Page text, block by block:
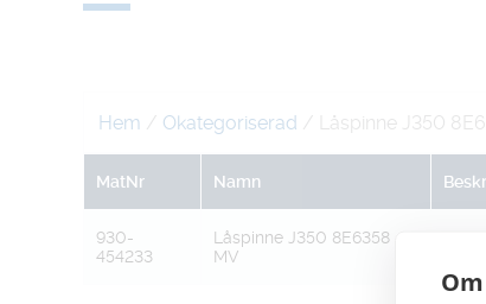
Hem / Okategoriserad / Låspinne J350
MatNr Namn
930-
454233
Låspinne J350 8E6358
MV